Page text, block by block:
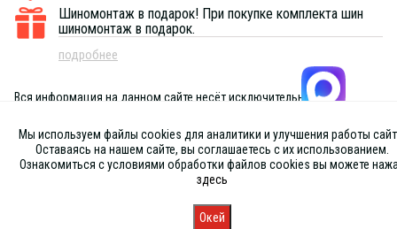
Шиномонтаж в подарок! При покупке комплекта шин
шиномонтаж в подарок.
подробнее
Вся информация на данном сайте несёт исключительно
публичной офертой, определяемой положениями Статьи 437 (2) ГК
РФ
Мы используем файлы cookies для аналитики и улучшения работы
Оставаясь на нашем сайте, вы соглашаетесь с их использованием.
Ознакомиться с условиями обработки файлов cookies вы можете
здесь
Окей